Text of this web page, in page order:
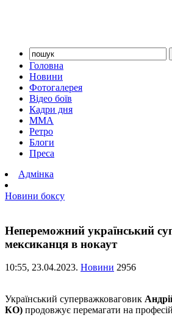
Головна
Новини
Фотогалерея
Відео боїв
Кадри дня
ММА
Ретро
Блоги
Преса
Адмінка
Новини боксу
Непереможний український
мексиканця в нокаут
10:55, 23.04.2023. Новини 2956
Український суперважковаговик
КО) продовжує перемагати на